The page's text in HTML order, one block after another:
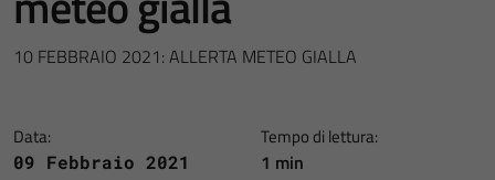
10 FEBBRAIO 2021: ALLERTA METEO GIALLA
Data:
09 Febbraio 2021
Tempo di lettura:
1 min